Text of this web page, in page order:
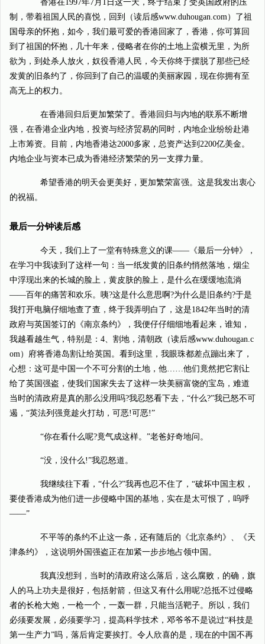
香港在1997年7月1日这一天，终于结束了受英国政府的压
制，带着祖国人民的喜悦，回到（读后感www.duhougan.com）了祖
国母亲的怀抱，如今，我们最可爱的香港回家了，香港，你可算回
到了祖国的怀抱，几十年来，侵略者在你的土地上蛮横无里，为所
欲为，到处杀人放火，奴役香港人民，今天你终于摆脱了那些已经
发黄的旧条约了，你回到了自己的温暖的美丽家园，现在你拥有至
高无上的权力。
在香港回归后更加繁荣了。香港回归与内地的联系不断增
强，在香港企业内地，投资与经济贸易的同时，内地企业纷纷赴港
上市筹资。目前，内地香港达2000多家，总资产达到2200亿美金。
内地企业与资本已成为香港经济繁荣的另一支撑力量。
希望香港的明天会更美好，更加繁荣富强。这是我发出衷心
的祝福。
最后一分钟读后感
今天，我们上了一堂有特殊意义的课——《最后一分钟》，
在学习中我读到了这样一句：当一纸发黄的旧条约悄然落地，烟尘
中浮现出来的长城的脸上，黄皮肤的脸上，是什么在缓缓地流淌
——百年的痛苦和欢乐。咦?这是什么意思啊?为什么是旧条约?于是
我打开电脑仔细地查了查，终于我弄明白了，这是1842年当时的清
政府与英国签订的《南京条约》，我便仔仔细细地看起来，谁知，
我越看越生气，特别是：4、割地，清朝政（读后感www.duhougan.c
om）府将香港岛割让给英国。看到这里，我眼珠都差点蹦出来了，
心想：这可是中国一个不可分割的土地，他……他们竟然把它割让
给了英国强盗，使我们国家失去了这样一块美丽富饶的宝岛，难道
当时的清政府是真的那么没用吗?我忍怒看下去，“什么?”我已怒不可
遏，“英法列强竟趁火打劫，可恶!可恶!”
“你在看什么呢?竟气成这样。”老爸好奇地问。
“没，没什么!”我忍怒道。
我继续往下看，“什么?”我再也忍不住了，“破坏中国主权，
要使香港成为他们进一步侵略中国的基地，实在是太可恨了，呜呼
——”
不平等的条约不止这一条，还有随后的《北京条约》、《天
津条约》，这说明外国强盗正在加紧一步步地占领中国。
我真没想到，当时的清政府这么落后，这么腐败，的确，旗
人的马上功夫是很好，包括射箭，但这又有什么用呢?总抵不过侵略
者的长枪大炮，一枪一个，一轰一群，只能当活靶子。所以，我们
必须要发展，必须要学习，提高科学技术，邓爷爷不是说过“科技是
第一生产力”吗，落后肯定要挨打。令人欣喜的是，现在的中国不再